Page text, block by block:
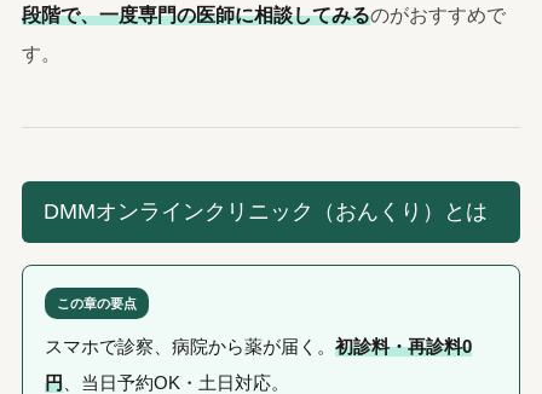
段階で、一度専門の医師に相談してみるのがおすすめで
す。
DMMオンラインクリニック（おんくり）とは
この章の要点
スマホで診察、病院から薬が届く。 初診料・再診料0
円、当日予約OK・土日対応。